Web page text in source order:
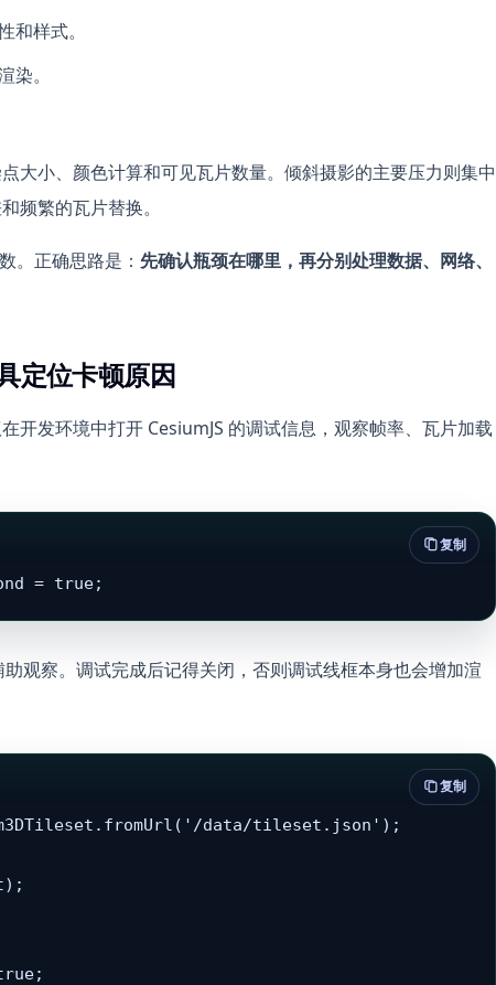
和样式。
染。
大小、颜色计算和可见瓦片数量。倾斜摄影的主要压力则集中
频繁的瓦片替换。
。正确思路是： 先确认瓶颈在哪里，再分别处理数据、网络、
定位卡顿原因
开发环境中打开 CesiumJS 的调试信息，观察帧率、瓦片加载
= true;
复制
观察。调试完成后记得关闭，否则调试线框本身也会增加渲
data/tileset.json');
复制